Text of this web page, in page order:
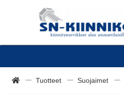
Tuotteet Suojaimet